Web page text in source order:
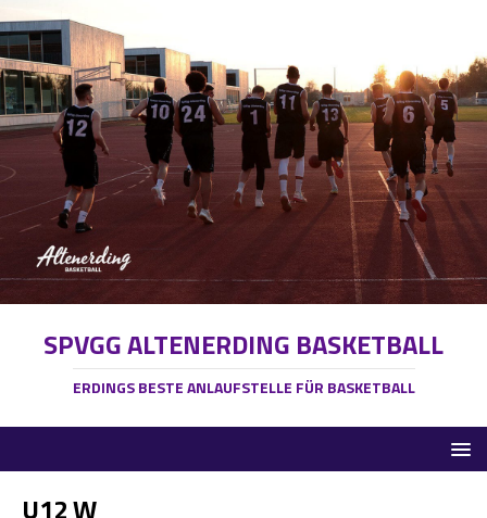
SPVGG ALTENERDING BASKETBALL
ERDINGS BESTE ANLAUFSTELLE FÜR BASKETBALL
U12 W